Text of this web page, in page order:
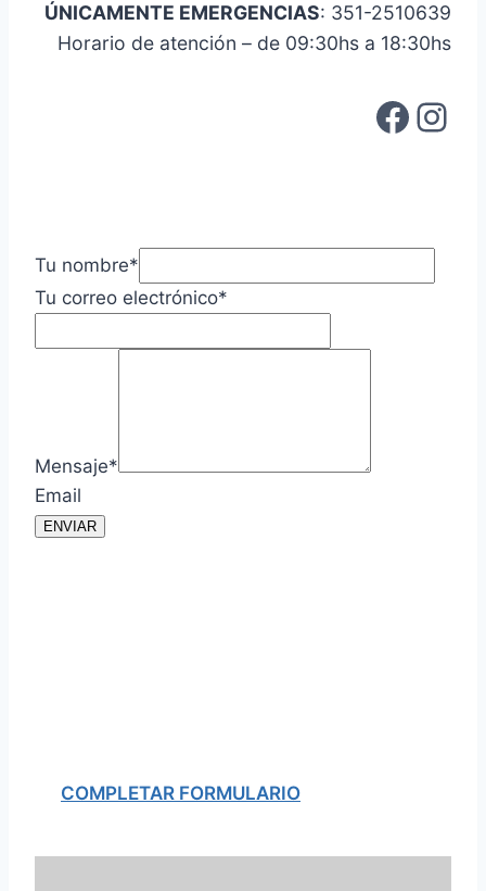
ÚNICAMENTE EMERGENCIAS: 351-2510639
Horario de atención – de 09:30hs a 18:30hs
Tu nombre*
Tu correo electrónico*
Mensaje*
Email
ENVIAR
COMPLETAR FORMULARIO